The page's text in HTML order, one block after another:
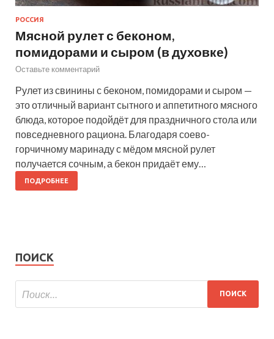
РОССИЯ
Мясной рулет с беконом,
помидорами и сыром (в духовке)
Оставьте комментарий
Рулет из свинины с беконом, помидорами и сыром —
это отличный вариант сытного и аппетитного мясного
блюда, которое подойдёт для праздничного стола или
повседневного рациона. Благодаря соево-
горчичному маринаду с мёдом мясной рулет
получается сочным, а бекон придаёт ему…
ПОДРОБНЕЕ
ПОИСК